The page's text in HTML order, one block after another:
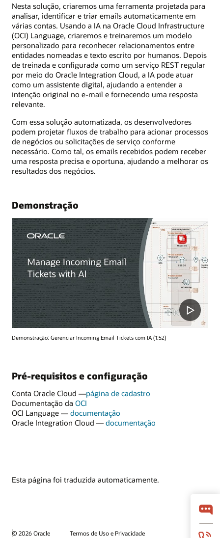
Nesta solução, criaremos uma ferramenta projetada para
analisar, identificar e triar emails automaticamente em
várias contas. Usando a IA na Oracle Cloud Infrastructure
(OCI) Language, criaremos e treinaremos um modelo
personalizado para reconhecer relacionamentos entre
entidades nomeadas e texto escrito por humanos. Depois
de treinada e configurada como um serviço REST regular
por meio do Oracle Integration Cloud, a IA pode atuar
como um assistente digital, ajudando a entender a
intenção original no e-mail e fornecendo uma resposta
relevante.
Com essa solução automatizada, os desenvolvedores
podem projetar fluxos de trabalho para acionar processos
de negócios ou solicitações de serviço conforme
necessário. Como tal, os emails recebidos podem receber
uma resposta precisa e oportuna, ajudando a melhorar os
resultados dos negócios.
Demonstração
Demonstração: Gerenciar Incoming Email Tickets com IA (1:52)
Pré-requisitos e configuração
Conta Oracle Cloud —página de cadastro
Documentação da OCI
OCI Language — documentação
Oracle Integration Cloud — documentação
Esta página foi traduzida automaticamente.
© 2026 Oracle Termos de Uso e Privacidade